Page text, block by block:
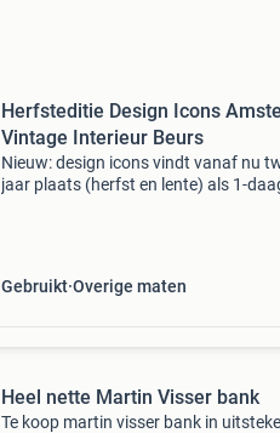
Herfsteditie Design Icons
Vintage Interieur Beurs
Nieuw: design icons vindt vanaf nu
jaar plaats (herfst en lente) als 1-
Gebruikt Overige maten
Heel nette Martin Visser bank
Te koop martin visser bank in